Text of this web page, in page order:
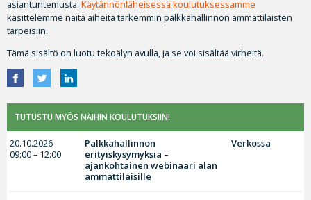
asiantuntemusta. Käytännönläheisessä koulutuksessamme
käsittelemme näitä aiheita tarkemmin palkkahallinnon ammattilaisten
tarpeisiin.
Tämä sisältö on luotu tekoälyn avulla, ja se voi sisältää virheitä.
TUTUSTU MYÖS NÄIHIN KOULUTUKSIIN!
20.10.2026
09:00 – 12:00
Palkkahallinnon
erityiskysymyksiä –
ajankohtainen webinaari alan
ammattilaisille
Verkossa